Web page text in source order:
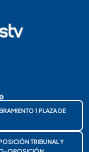
1 PLAZA DE
TRIBUNAL Y